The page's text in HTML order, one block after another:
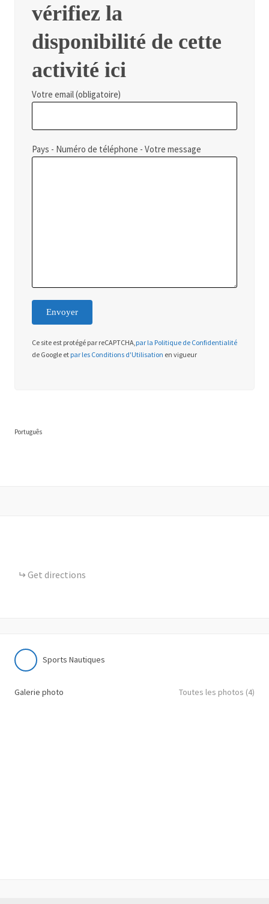
vérifiez la
disponibilité de cette
activité ici
Votre email (obligatoire)
Pays - Numéro de téléphone - Votre message
Ce site est protégé par reCAPTCHA, par la Politique de Confidentialité
de Google et par les Conditions d'Utilisation en vigueur
Português
Get directions
Sports Nautiques
Galerie photo Toutes les photos (4)